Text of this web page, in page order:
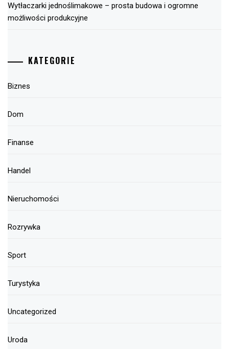
Wytłaczarki jednoślimakowe – prosta budowa i ogromne
możliwości produkcyjne
KATEGORIE
Biznes
Dom
Finanse
Handel
Nieruchomości
Rozrywka
Sport
Turystyka
Uncategorized
Uroda